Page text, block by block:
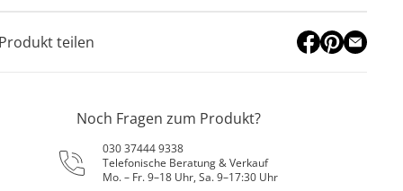
teilen
Noch Fragen zum Produkt?
030 37444 9338
Telefonische Beratung & Verkauf
Mo. – Fr. 9–18 Uhr, Sa. 9–17:30 Uhr